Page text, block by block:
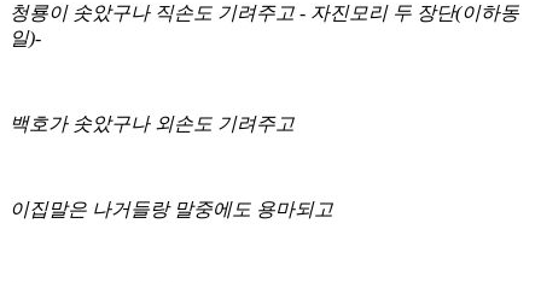
청룡이 솟았구나 직손도 기려주고 - 자진모리 두 장단(이하동
일)-
백호가 솟았구나 외손도 기려주고
이집말은 나거들랑 말중에도 용마되고